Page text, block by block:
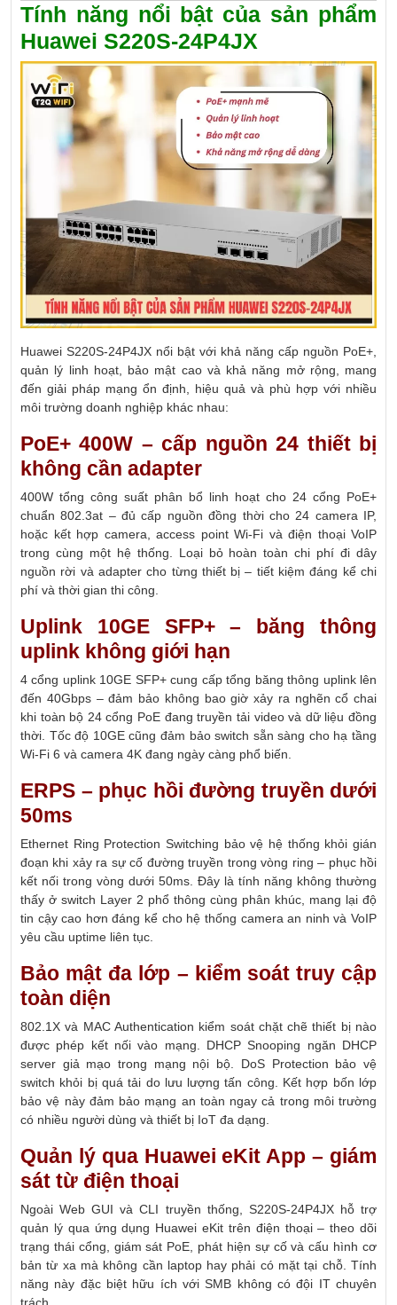
Tính năng nổi bật của sản phẩm
Huawei S220S-24P4JX
Huawei S220S-24P4JX nổi bật với khả năng cấp nguồn PoE+,
quản lý linh hoạt, bảo mật cao và khả năng mở rộng, mang
đến giải pháp mạng ổn định, hiệu quả và phù hợp với nhiều
môi trường doanh nghiệp khác nhau:
PoE+ 400W – cấp nguồn 24 thiết bị
không cần adapter
400W tổng công suất phân bổ linh hoạt cho 24 cổng PoE+
chuẩn 802.3at – đủ cấp nguồn đồng thời cho 24 camera IP,
hoặc kết hợp camera, access point Wi-Fi và điện thoại VoIP
trong cùng một hệ thống. Loại bỏ hoàn toàn chi phí đi dây
nguồn rời và adapter cho từng thiết bị – tiết kiệm đáng kể chi
phí và thời gian thi công.
Uplink 10GE SFP+ – băng thông
uplink không giới hạn
4 cổng uplink 10GE SFP+ cung cấp tổng băng thông uplink lên
đến 40Gbps – đảm bảo không bao giờ xảy ra nghẽn cổ chai
khi toàn bộ 24 cổng PoE đang truyền tải video và dữ liệu đồng
thời. Tốc độ 10GE cũng đảm bảo switch sẵn sàng cho hạ tầng
Wi-Fi 6 và camera 4K đang ngày càng phổ biến.
ERPS – phục hồi đường truyền dưới
50ms
Ethernet Ring Protection Switching bảo vệ hệ thống khỏi gián
đoạn khi xảy ra sự cố đường truyền trong vòng ring – phục hồi
kết nối trong vòng dưới 50ms. Đây là tính năng không thường
thấy ở switch Layer 2 phổ thông cùng phân khúc, mang lại độ
tin cậy cao hơn đáng kể cho hệ thống camera an ninh và VoIP
yêu cầu uptime liên tục.
Bảo mật đa lớp – kiểm soát truy cập
toàn diện
802.1X và MAC Authentication kiểm soát chặt chẽ thiết bị nào
được phép kết nối vào mạng. DHCP Snooping ngăn DHCP
server giả mạo trong mạng nội bộ. DoS Protection bảo vệ
switch khỏi bị quá tải do lưu lượng tấn công. Kết hợp bốn lớp
bảo vệ này đảm bảo mạng an toàn ngay cả trong môi trường
có nhiều người dùng và thiết bị IoT đa dạng.
Quản lý qua Huawei eKit App – giám
sát từ điện thoại
Ngoài Web GUI và CLI truyền thống, S220S-24P4JX hỗ trợ
quản lý qua ứng dụng Huawei eKit trên điện thoại – theo dõi
trạng thái cổng, giám sát PoE, phát hiện sự cố và cấu hình cơ
bản từ xa mà không cần laptop hay phải có mặt tại chỗ. Tính
năng này đặc biệt hữu ích với SMB không có đội IT chuyên